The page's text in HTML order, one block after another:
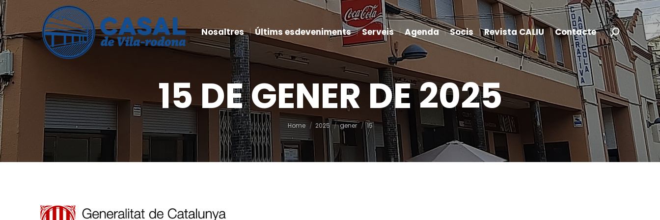
Nosaltres Últims esdeveniments Serveis Agenda Socis Revista CALIU Contacte Search:
15 DE GENER DE 2025
You are here:
Home 2025 gener 15